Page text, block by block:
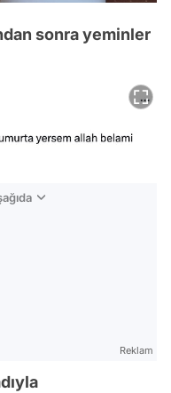
sonra yeminler
Reklam